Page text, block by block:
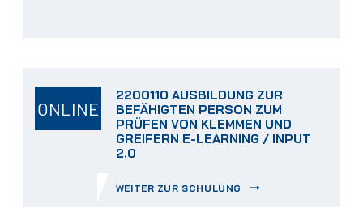
ONLINE
2200110 AUSBILDUNG ZUR
BEFÄHIGTEN PERSON ZUM
PRÜFEN VON KLEMMEN UND
GREIFERN E-LEARNING / INPUT
2.0
WEITER ZUR SCHULUNG